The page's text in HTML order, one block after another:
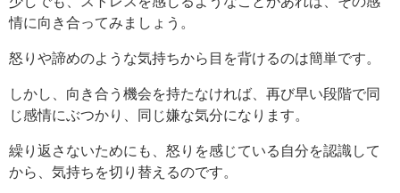
情に向き合ってみましょう。
怒りや諦めのような気持ちから目を背けるのは簡単です。
しかし、向き合う機会を持たなければ、再び早い段階で同
じ感情にぶつかり、同じ嫌な気分になります。
繰り返さないためにも、怒りを感じている自分を認識して
から、気持ちを切り替えるのです。